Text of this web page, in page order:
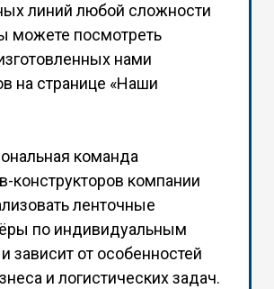
линий любой сложности
можете посмотреть
нами
на странице «Наши
команда
конструкторов компании
ленточные
по индивидуальным
зависит от особенностей
и логистических задач.